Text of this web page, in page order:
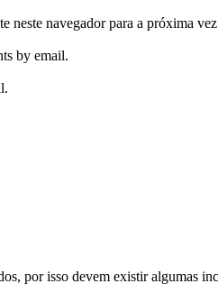
neste navegador para a próxima
by email.
por isso devem existir algumas